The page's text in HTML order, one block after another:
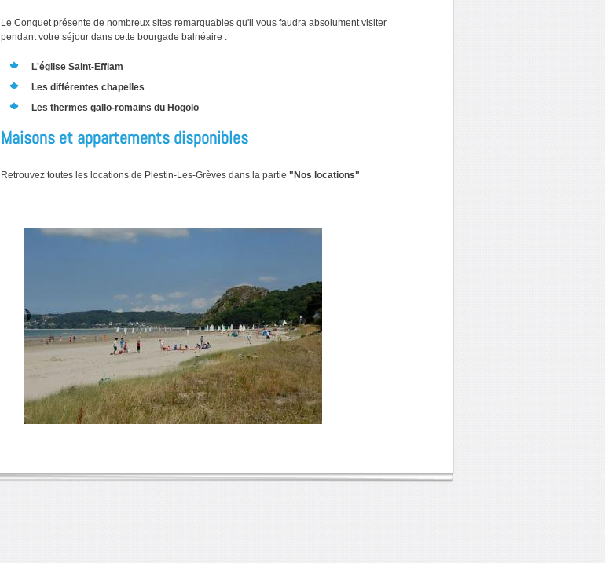
Le Conquet présente de nombreux sites remarquables qu'il vous faudra absolument visiter
pendant votre séjour dans cette bourgade balnéaire :
L'église Saint-Efflam
Les différentes chapelles
Les thermes gallo-romains du Hogolo
Maisons et appartements disponibles
Retrouvez toutes les locations de Plestin-Les-Grèves dans la partie "Nos locations"